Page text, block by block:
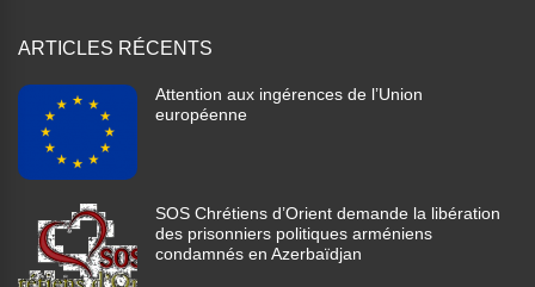
ARTICLES RÉCENTS
Attention aux ingérences de l’Union
européenne
SOS Chrétiens d’Orient demande la libération
des prisonniers politiques arméniens
condamnés en Azerbaïdjan